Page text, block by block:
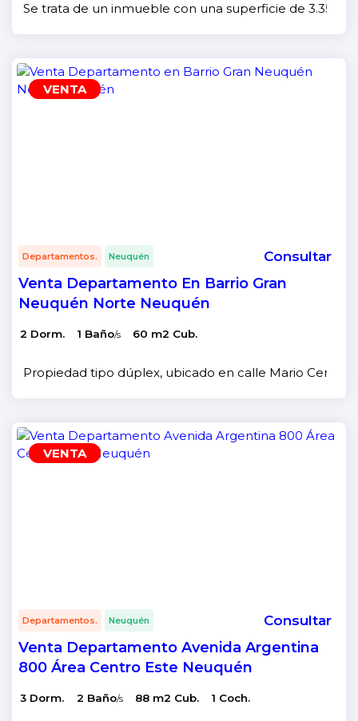
Se trata de un inmueble con una superficie de
VENTA
Departamentos. Neuquén Consultar
Venta Departamento En Barrio Gran
Neuquén Norte Neuquén
2 Dorm. 1 Baño/s 60 m2 Cub.
Propiedad tipo dúplex, ubicado en calle Mario
VENTA
Departamentos. Neuquén Consultar
Venta Departamento Avenida Argentina
800 Área Centro Este Neuquén
3 Dorm. 2 Baño/s 88 m2 Cub. 1 Coch.